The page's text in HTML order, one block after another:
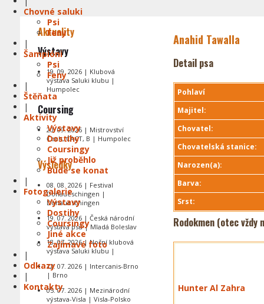
Chovné saluki
Psi
Feny
|
Šampióni
Psi
Feny
|
Štěňata
|
Aktivity
Výstavy
Dostihy
Coursingy
Již proběhlo
Bude se konat
|
Fotogalerie
Výstavy
Dostihy
Coursingy
Jiné akce
Zajímavé foto
|
Odkazy
|
Kontakty
Anahid Tawalla
Detail psa
Pohlaví
Majitel:
Chovatel:
Chovatelská stanice:
Narozen(a):
Barva:
Srst:
Rodokmen (otec vždy
Hunter Al Zahra
Aktuality
Výstavy
19. 09. 2026 | Klubová
výstava Saluki klubu |
Humpolec
Coursing
20. 09. 2026 | Mistrovství
Čech, CACT, B | Humpolec
Výsledky
08. 08. 2026 | Festival
Donaueschingen |
Donaueschingen
19. 07. 2026 | Česká národní
výstava psů | Mladá Boleslav
18. 07. 2026 | Noční klubová
výstava Saluki klubu |
12. 07. 2026 | Intercanis-Brno
| Brno
05. 07. 2026 | Mezinárodní
výstava-Visla | Visla-Polsko